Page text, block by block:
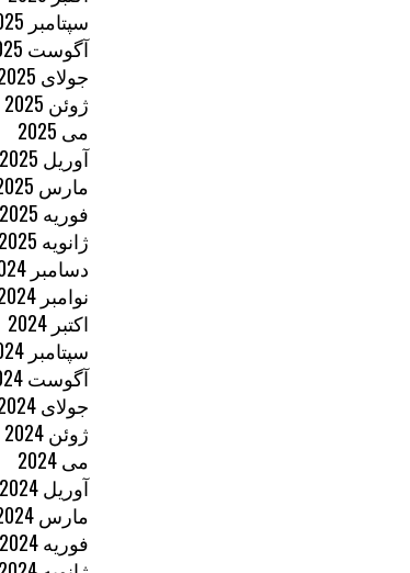
سپتامبر 2025
آگوست 2025
جولای 2025
ژوئن 2025
می 2025
آوریل 2025
مارس 2025
فوریه 2025
ژانویه 2025
دسامبر 2024
نوامبر 2024
اکتبر 2024
سپتامبر 2024
آگوست 2024
جولای 2024
ژوئن 2024
می 2024
آوریل 2024
مارس 2024
فوریه 2024